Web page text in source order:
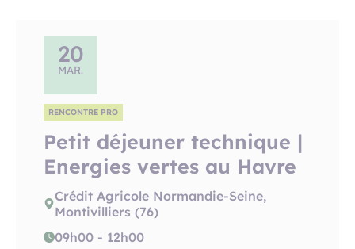
20
MAR.
RENCONTRE PRO
Petit déjeuner technique |
Energies vertes au Havre
Crédit Agricole Normandie-Seine,
Montivilliers (76)
09h00 - 12h00